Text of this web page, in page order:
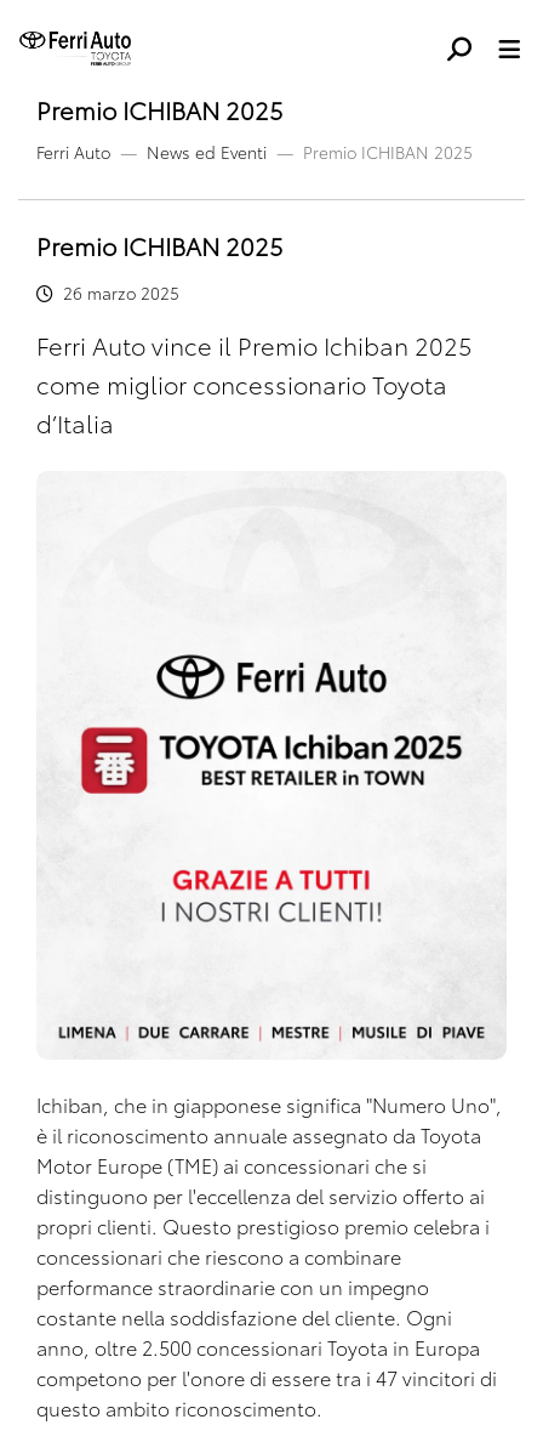
Premio ICHIBAN 2025
Ferri Auto News ed Eventi Premio ICHIBAN 2025
Premio ICHIBAN 2025
26 marzo 2025
Ferri Auto vince il Premio Ichiban 2025
come miglior concessionario Toyota
d’Italia
Ichiban, che in giapponese significa "Numero Uno",
è il riconoscimento annuale assegnato da Toyota
Motor Europe (TME) ai concessionari che si
distinguono per l'eccellenza del servizio offerto ai
propri clienti. Questo prestigioso premio celebra i
concessionari che riescono a combinare
performance straordinarie con un impegno
costante nella soddisfazione del cliente. Ogni
anno, oltre 2.500 concessionari Toyota in Europa
competono per l'onore di essere tra i 47 vincitori di
questo ambito riconoscimento.